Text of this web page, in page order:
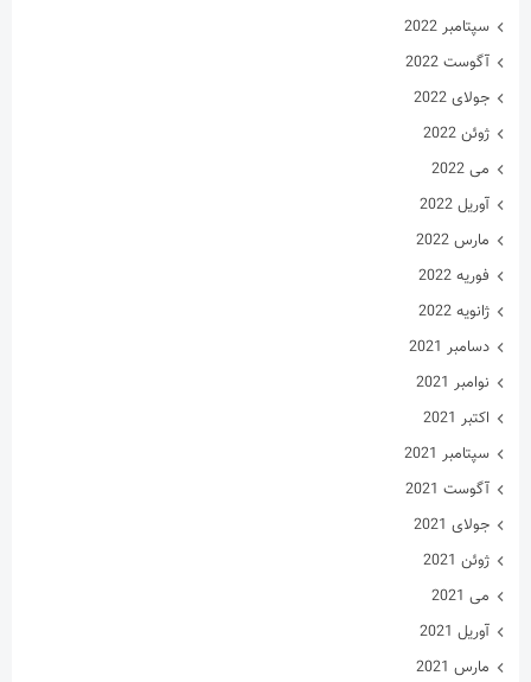
سپتامبر 2022
آگوست 2022
جولای 2022
ژوئن 2022
می 2022
آوریل 2022
مارس 2022
فوریه 2022
ژانویه 2022
دسامبر 2021
نوامبر 2021
اکتبر 2021
سپتامبر 2021
آگوست 2021
جولای 2021
ژوئن 2021
می 2021
آوریل 2021
مارس 2021